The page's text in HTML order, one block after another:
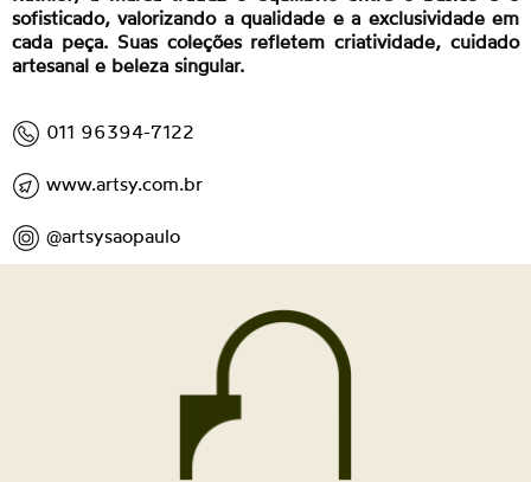
sofisticado, valorizando a qualidade e a exclusividade em
cada peça. Suas coleções refletem criatividade, cuidado
artesanal e beleza singular.
011 96394-7122
www.artsy.com.br
@artsysaopaulo